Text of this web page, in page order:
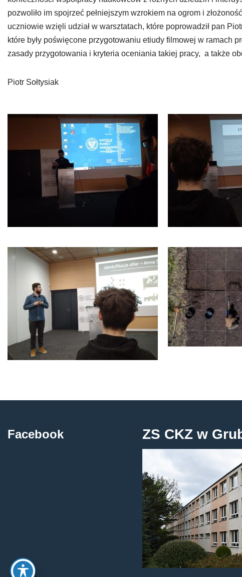
pozwoliło im spojrzeć pełniejszym wzrokiem na ogrom i
uczniowie wzięli udział w warsztatach, które poprowadził pan
które były poświęcone przygotowaniu etiudy filmowej w ramach
zasady przygotowania i kryteria oceniania takiej pracy, a także
Piotr Sołtysiak
Facebook ZS CKZ w